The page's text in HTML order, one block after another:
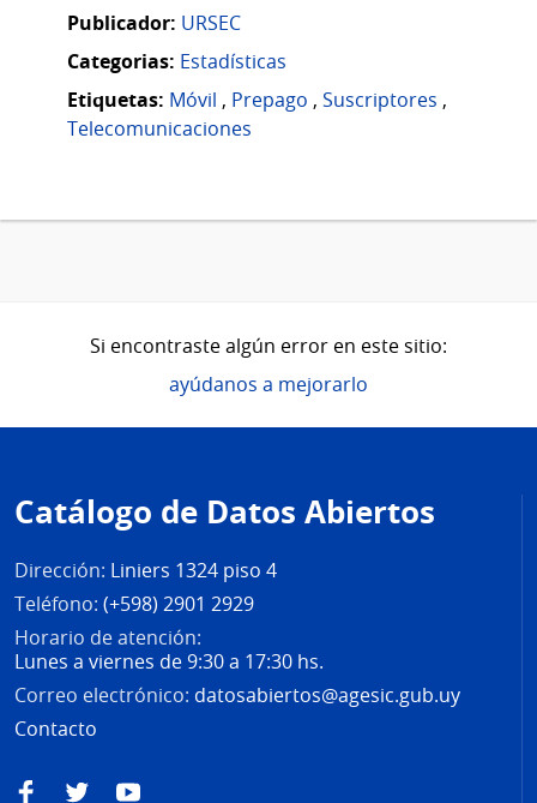
Publicador: URSEC
Categorias: Estadísticas
Etiquetas: Móvil , Prepago , Suscriptores ,
Telecomunicaciones
Si encontraste algún error en este sitio:
ayúdanos a mejorarlo
de
página
Catálogo de Datos Abiertos
Dirección: Liniers 1324 piso 4
Teléfono: (+598) 2901 2929
Horario de atención:
Lunes a viernes de 9:30 a 17:30 hs.
Correo electrónico: datosabiertos@agesic.gub.uy
Contacto
FacebookTwitterYouTube